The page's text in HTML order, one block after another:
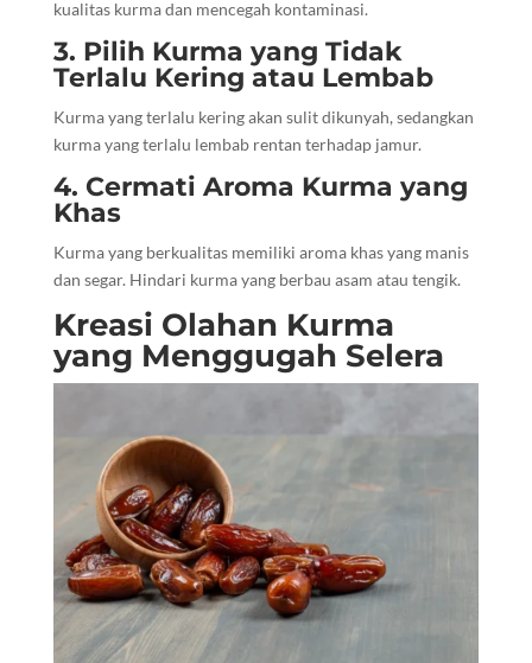
kualitas kurma dan mencegah kontaminasi.
3. Pilih Kurma yang Tidak
Terlalu Kering atau Lembab
Kurma yang terlalu kering akan sulit dikunyah, sedangkan
kurma yang terlalu lembab rentan terhadap jamur.
4. Cermati Aroma Kurma yang
Khas
Kurma yang berkualitas memiliki aroma khas yang manis
dan segar. Hindari kurma yang berbau asam atau tengik.
Kreasi Olahan Kurma
yang Menggugah Selera